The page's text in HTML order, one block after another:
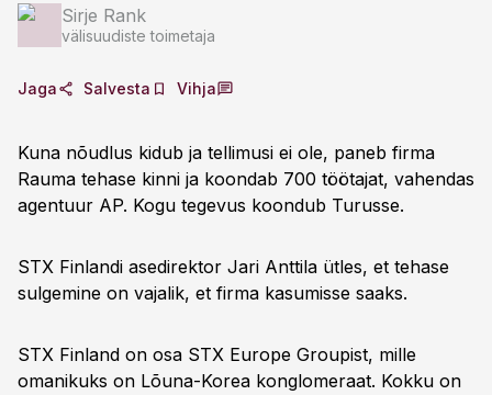
Sirje Rank
välisuudiste toimetaja
Jaga Salvesta Vihja
Kuna nõudlus kidub ja tellimusi ei ole, paneb firma
Rauma tehase kinni ja koondab 700 töötajat, vahendas
agentuur AP. Kogu tegevus koondub Turusse.
STX Finlandi asedirektor Jari Anttila ütles, et tehase
sulgemine on vajalik, et firma kasumisse saaks.
STX Finland on osa STX Europe Groupist, mille
omanikuks on Lõuna-Korea konglomeraat. Kokku on